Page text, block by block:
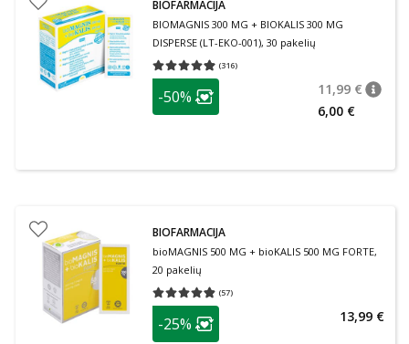
BIOFARMACIJA
BIOMAGNIS 300 MG + BIOKALIS 300 MG
DISPERSE (LT-EKO-001), 30 pakelių
(316)
Vidutinis įvertinimas 4.92
patarimas
Lojalumo klubo narių nuolaida
-50% 11,99 €
6,00 €
BIOFARMACIJA
bioMAGNIS 500 MG + bioKALIS 500 MG FORTE,
20 pakelių
(57)
Vidutinis įvertinimas 4.84
patarimas
Lojalumo klubo narių nuolaida
-25% 13,99 €